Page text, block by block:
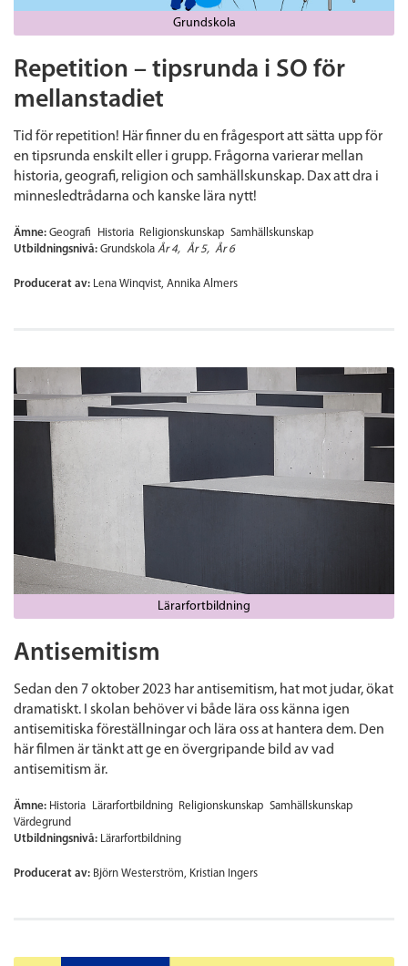
Grundskola
Repetition – tipsrunda i SO för
mellanstadiet
Tid för repetition! Här finner du en frågesport att sätta upp för
en tipsrunda enskilt eller i grupp. Frågorna varierar mellan
historia, geografi, religion och samhällskunskap. Dax att dra i
minnesledtrådarna och kanske lära nytt!
Ämne: Geografi Historia Religionskunskap Samhällskunskap
Utbildningsnivå: Grundskola År 4 År 5 År 6
Producerat av: Lena Winqvist, Annika Almers
Lärarfortbildning
Antisemitism
Sedan den 7 oktober 2023 har antisemitism, hat mot judar, ökat
dramatiskt. I skolan behöver vi både lära oss känna igen
antisemitiska föreställningar och lära oss at hantera dem. Den
här filmen är tänkt att ge en övergripande bild av vad
antisemitism är.
Ämne: Historia Lärarfortbildning Religionskunskap Samhällskunskap
Värdegrund
Utbildningsnivå: Lärarfortbildning
Producerat av: Björn Westerström, Kristian Ingers